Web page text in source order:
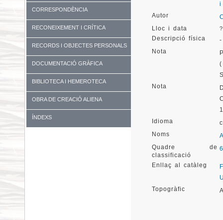
CORRESPONDÈNCIA
RECONEIXEMENT I CRÍTICA
RECORDS I OBJECTES PERSONALS
DOCUMENTACIÓ GRÀFICA
BIBLIOTECA I HEMEROTECA
OBRA DE CREACIÓ ALIENA
ÍNDEXS
i
Autor
Lloc i data
Descripció física
-
Nota
Nota
Idioma
Noms
Quadre de
classificació
Enllaç al catàleg
Topogràfic